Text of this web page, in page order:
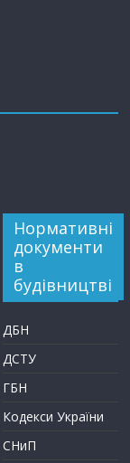
Нормативні
документи
в
будівництві
ДБН
ДСТУ
ГБН
Кодекси України
СНиП